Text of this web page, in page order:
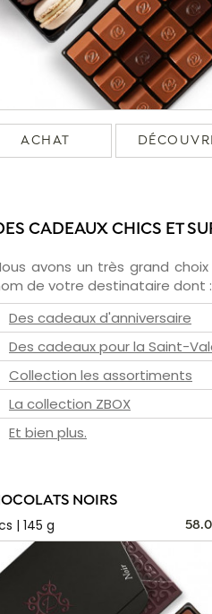
ACHAT
CADEAUX CHICS ET
avons un très grand
de votre destinataire dont :
Des cadeaux d'anniversaire
Des cadeaux pour la Saint-
Collection les assortiments
La collection ZBOX
Et bien plus.
NOIRS
| 145 g